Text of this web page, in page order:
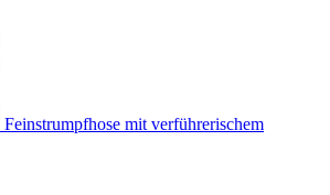
Feinstrumpfhose mit verführerischem